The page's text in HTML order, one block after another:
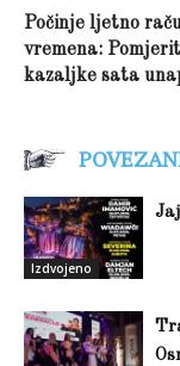
Počinje ljetno
vremena:
kazaljke sata
Izdvojeno